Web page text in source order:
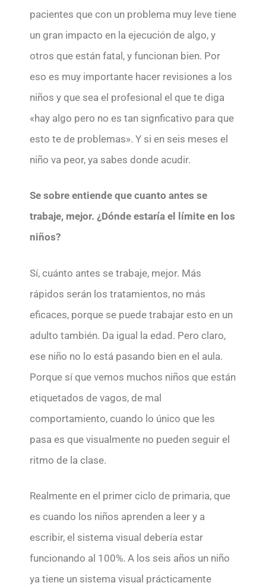
pacientes que con un problema muy leve tiene
un gran impacto en la ejecución de algo, y
otros que están fatal, y funcionan bien. Por
eso es muy importante hacer revisiones a los
niños y que sea el profesional el que te diga
«hay algo pero no es tan signficativo para que
esto te de problemas». Y si en seis meses el
niño va peor, ya sabes donde acudir.
Se sobre entiende que cuanto antes se
trabaje, mejor. ¿Dónde estaría el límite en los
niños?
Sí, cuánto antes se trabaje, mejor. Más
rápidos serán los tratamientos, no más
eficaces, porque se puede trabajar esto en un
adulto también. Da igual la edad. Pero claro,
ese niño no lo está pasando bien en el aula.
Porque sí que vemos muchos niños que están
etiquetados de vagos, de mal
comportamiento, cuando lo único que les
pasa es que visualmente no pueden seguir el
ritmo de la clase.
Realmente en el primer ciclo de primaria, que
es cuando los niños aprenden a leer y a
escribir, el sistema visual debería estar
funcionando al 100%. A los seis años un niño
ya tiene un sistema visual prácticamente